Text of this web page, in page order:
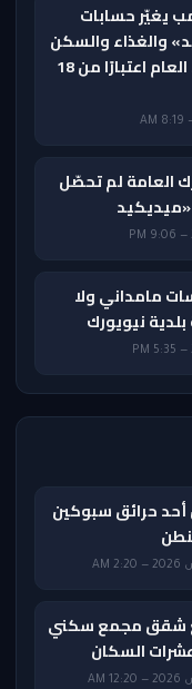
يغيّر حسابات
والغذاء والسكن
قد تدخل تقييم العبء العام اعتبارًا من 18
العامة لم تحصّل
مامداني ولا
نيويورك
حرائق سبوكين
شقق مجمع سكني
السكان